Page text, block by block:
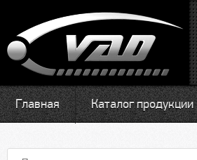
Главная Каталог продукции